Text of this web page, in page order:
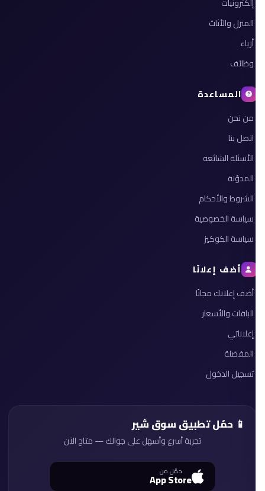
المنزل والأثاث
أزياء
وظائف
المساعدة
من نحن
اتصل بنا
الأسئلة الشائعة
المدوّنة
الشروط والأحكام
سياسة الخصوصية
سياسة الكوكيز
أضف إعلانًا
أضف إعلانك مجانًا
الباقات والأسعار
إعلاناتي
المفضلة
تسجيل الدخول
📱 حمّل تطبيق سوق شير
تجربة أسرع وأسهل على جوالك — متاح الآن
حمّل من
App Store